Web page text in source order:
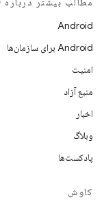
Android
Android برای سازمان‌ها
امنیت
منبع آزاد
اخبار
وبلاگ
پادکست‌ها
کاوش